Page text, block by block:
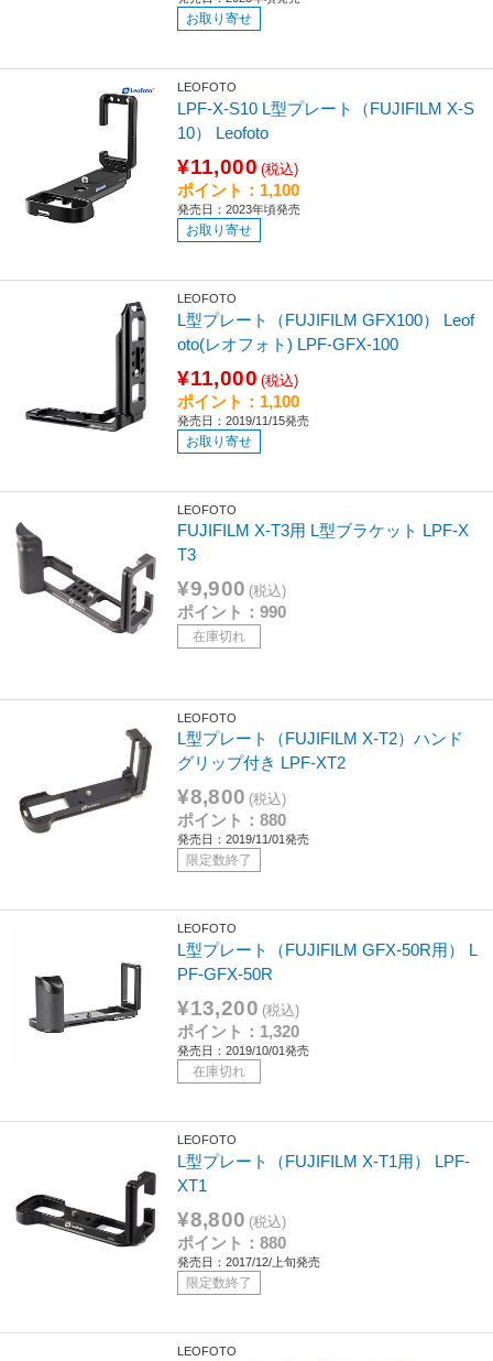
お取り寄せ
LEOFOTO
LPF-X-S10 L型プレート（FUJIFILM X-S
10） Leofoto
¥11,000 (税込)
ポイント：1,100
発売日：2023年頃発売
お取り寄せ
LEOFOTO
L型プレート（FUJIFILM GFX100） Leof
oto(レオフォト) LPF-GFX-100
¥11,000 (税込)
ポイント：1,100
発売日：2019/11/15発売
お取り寄せ
LEOFOTO
FUJIFILM X-T3用 L型ブラケット LPF-X
T3
¥9,900 (税込)
ポイント：990
在庫切れ
LEOFOTO
L型プレート（FUJIFILM X-T2）ハンド
グリップ付き LPF-XT2
¥8,800 (税込)
ポイント：880
発売日：2019/11/01発売
限定数終了
LEOFOTO
L型プレート（FUJIFILM GFX-50R用） L
PF-GFX-50R
¥13,200 (税込)
ポイント：1,320
発売日：2019/10/01発売
在庫切れ
LEOFOTO
L型プレート（FUJIFILM X-T1用） LPF-
XT1
¥8,800 (税込)
ポイント：880
発売日：2017/12/上旬発売
限定数終了
LEOFOTO